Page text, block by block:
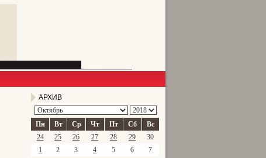
АРХИВ
Пн Вт Ср Чт Пт Сб
Вс
24
25 26 27 28 29
30
1
2 3 4 5 6
7